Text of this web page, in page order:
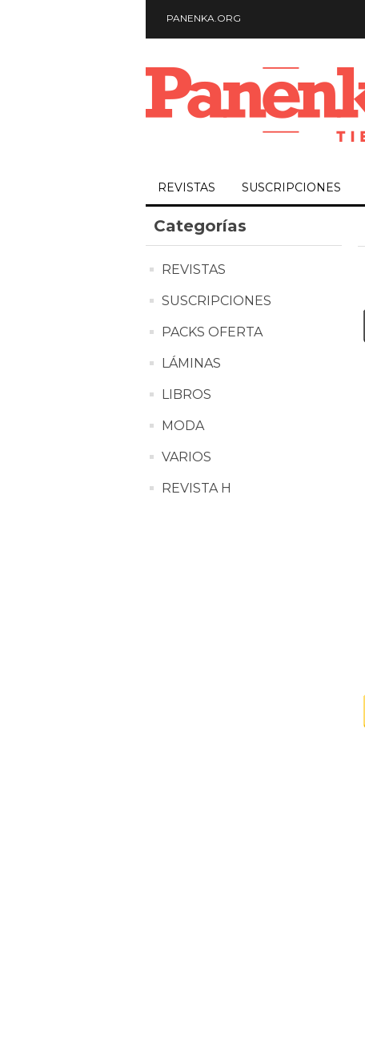
PANENKA.ORG
REVISTAS SUSCRIPCIONES
Categorías
REVISTAS
SUSCRIPCIONES
PACKS OFERTA
LÁMINAS
LIBROS
MODA
VARIOS
REVISTA H